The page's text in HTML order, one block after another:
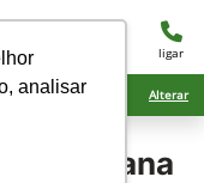
analisar
ligar
Alterar
de Cana